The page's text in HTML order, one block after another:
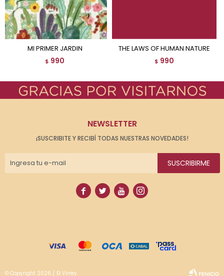
MI PRIMER JARDIN
$ 990
THE LAWS OF HUMAN NATURE
$ 990
NEWSLETTER
¡SUSCRIBITE Y RECIBÍ TODAS NUESTRAS NOVEDADES!
SUSCRIBIRME
   
© Copyright 2026 / El Virrey